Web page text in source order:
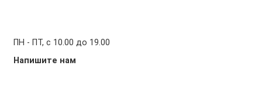
ПН - ПТ, с 10.00 до 19.00
Напишите нам